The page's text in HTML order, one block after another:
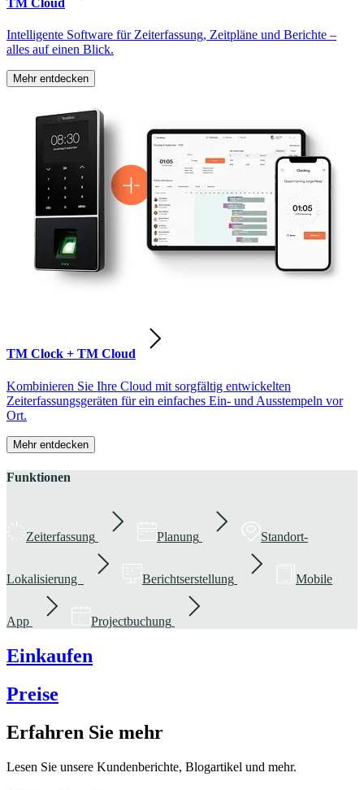
Intelligente Software für Zeiterfassung, Zeitpläne und Berichte –
alles auf einen Blick.
Mehr entdecken
TM Clock + TM Cloud
Kombinieren Sie Ihre Cloud mit sorgfältig entwickelten
Zeiterfassungsgeräten für ein einfaches Ein- und Ausstempeln vor
Ort.
Mehr entdecken
Funktionen
Zeiterfassung Planung Standort-
Lokalisierung Berichtserstellung Mobile
App Projectbuchung
Einkaufen
Preise
Erfahren Sie mehr
Lesen Sie unsere Kundenberichte, Blogartikel und mehr.